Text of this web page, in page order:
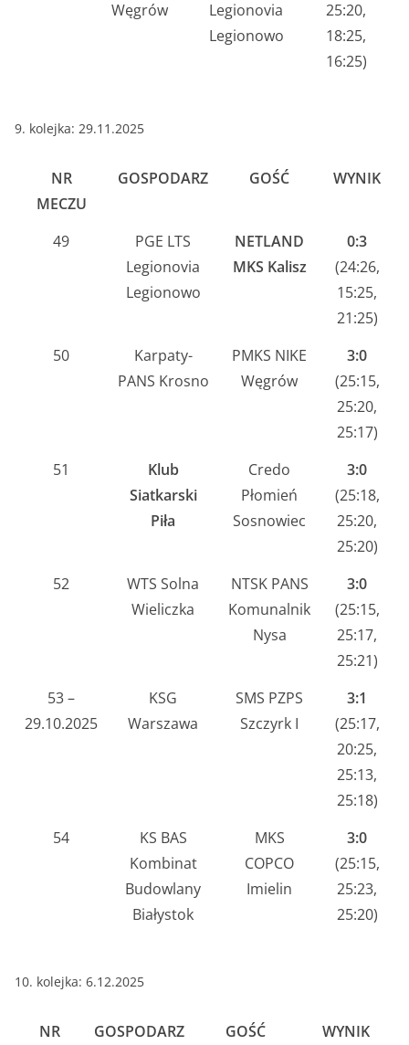
Węgrów
Legionovia
Legionowo
25:20,
18:25,
16:25)
9. kolejka: 29.11.2025
NR
MECZU
GOSPODARZ GOŚĆ WYNIK
49
PGE LTS
Legionovia
Legionowo
NETLAND
MKS Kalisz
0:3
(24:26,
15:25,
21:25)
50
Karpaty-
PANS Krosno
PMKS NIKE
Węgrów
3:0
(25:15,
25:20,
25:17)
51
Klub
Siatkarski
Piła
Credo
Płomień
Sosnowiec
3:0
(25:18,
25:20,
25:20)
52
WTS Solna
Wieliczka
NTSK PANS
Komunalnik
Nysa
3:0
(25:15,
25:17,
25:21)
53 –
29.10.2025
KSG
Warszawa
SMS PZPS
Szczyrk I
3:1
(25:17,
20:25,
25:13,
25:18)
54
KS BAS
Kombinat
Budowlany
Białystok
MKS
COPCO
Imielin
3:0
(25:15,
25:23,
25:20)
10. kolejka: 6.12.2025
NR
GOSPODARZ GOŚĆ WYNIK